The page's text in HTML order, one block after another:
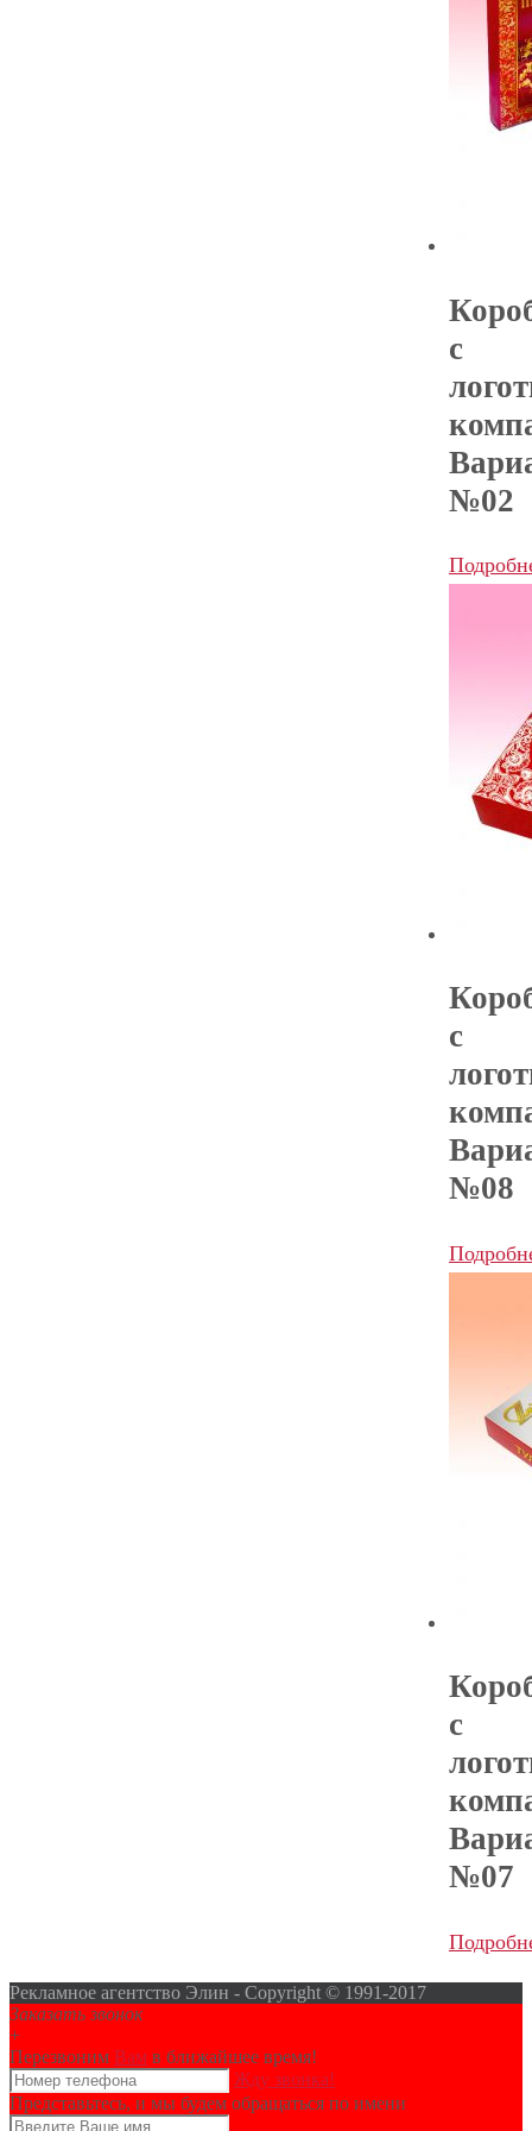
с
№02
с
№08
с
№07
Рекламное агентство Элин - Copyright © 1991-2017
Заказать звонок
+
Перезвоним Вам в ближайшее время!
Жду звонка!
Представьтесь, и мы будем обращаться по имени